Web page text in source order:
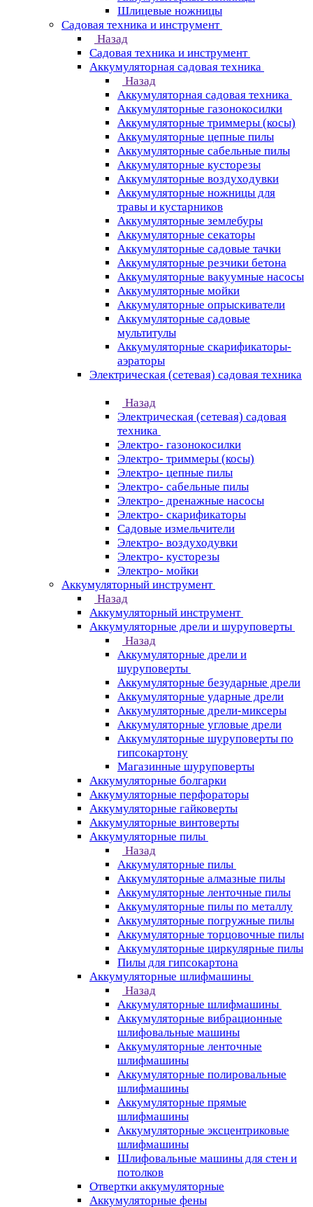
Шлицевые ножницы
Cадовая техника и инструмент
Назад
Cадовая техника и инструмент
Аккумуляторная садовая техника
Назад
Аккумуляторная садовая техника
Аккумуляторные газонокосилки
Аккумуляторные триммеры (косы)
Аккумуляторные цепные пилы
Аккумуляторные сабельные пилы
Аккумуляторные кусторезы
Аккумуляторные воздуходувки
Аккумуляторные ножницы для
травы и кустарников
Аккумуляторные землебуры
Аккумуляторные секаторы
Аккумуляторные садовые тачки
Аккумуляторные резчики бетона
Аккумуляторные вакуумные насосы
Аккумуляторные мойки
Аккумуляторные опрыскиватели
Аккумуляторные садовые
мультитулы
Аккумуляторные скарификаторы-
аэраторы
Электрическая (сетевая) садовая техника
Назад
Электрическая (сетевая) садовая
техника
Электро- газонокосилки
Электро- триммеры (косы)
Электро- цепные пилы
Электро- сабельные пилы
Электро- дренажные насосы
Электро- скарификаторы
Садовые измельчители
Электро- воздуходувки
Электро- кусторезы
Электро- мойки
Аккумуляторный инструмент
Назад
Аккумуляторный инструмент
Аккумуляторные дрели и шуруповерты
Назад
Аккумуляторные дрели и
шуруповерты
Аккумуляторные безударные дрели
Аккумуляторные ударные дрели
Аккумуляторные дрели-миксеры
Аккумуляторные угловые дрели
Аккумуляторные шуруповерты по
гипсокартону
Магазинные шуруповерты
Аккумуляторные болгарки
Аккумуляторные перфораторы
Аккумуляторные гайковерты
Аккумуляторные винтоверты
Аккумуляторные пилы
Назад
Аккумуляторные пилы
Аккумуляторные алмазные пилы
Аккумуляторные ленточные пилы
Аккумуляторные пилы по металлу
Аккумуляторные погружные пилы
Аккумуляторные торцовочные пилы
Аккумуляторные циркулярные пилы
Пилы для гипсокартона
Аккумуляторные шлифмашины
Назад
Аккумуляторные шлифмашины
Аккумуляторные вибрационные
шлифовальные машины
Аккумуляторные ленточные
шлифмашины
Аккумуляторные полировальные
шлифмашины
Аккумуляторные прямые
шлифмашины
Аккумуляторные эксцентриковые
шлифмашины
Шлифовальные машины для стен и
потолков
Отвертки аккумуляторные
Аккумуляторные фены